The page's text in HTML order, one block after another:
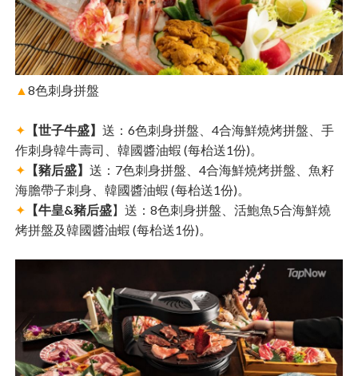
▲8色刺身拼盤
✦ 【世子牛盛】送：6色刺身拼盤、4合海鮮燒烤拼盤、手
作刺身韓牛壽司、韓國醬油蝦 (每枱送1份)。
✦ 【豬后盛】送：7色刺身拼盤、4合海鮮燒烤拼盤、魚籽
海膽帶子刺身、韓國醬油蝦 (每枱送1份)。
✦ 【牛皇&豬后盛】送：8色刺身拼盤、活鮑魚5合海鮮燒
烤拼盤及韓國醬油蝦 (每枱送1份)。